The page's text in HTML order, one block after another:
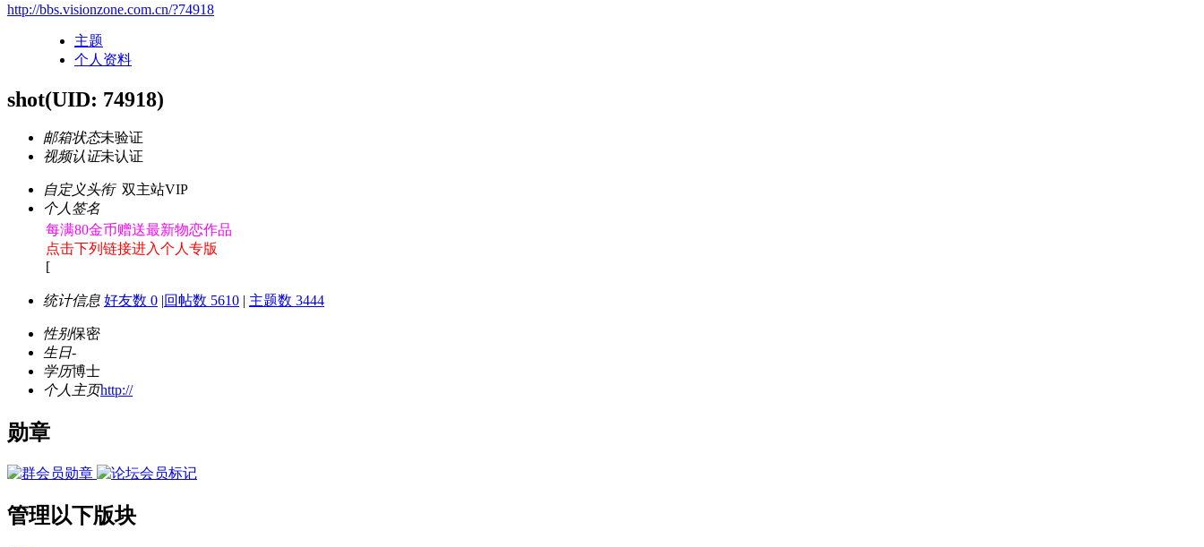
http://bbs.visionzone.com.cn/?74918
主题
个人资料
shot(UID: 74918)
邮箱状态未验证
视频认证未认证
自定义头衔 双主站VIP
个人签名
每满80金币赠送最新物恋作品
点击下列链接进入个人专版
[
统计信息 好友数 0 |回帖数 5610 | 主题数 3444
性别保密
生日-
学历博士
个人主页http://
勋章
管理以下版块